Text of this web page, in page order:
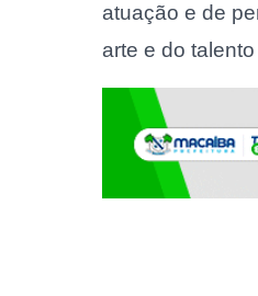
atuação e de
arte e do